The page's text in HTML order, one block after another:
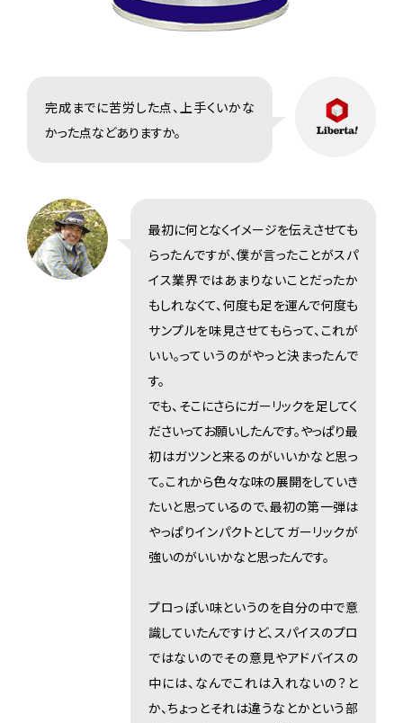
完成までに苦労した点、上手くいかな
かった点などありますか。
最初に何となくイメージを伝えさせても
らったんですが、僕が言ったことがスパ
イス業界ではあまりないことだったか
もしれなくて、何度も足を運んで何度も
サンプルを味見させてもらって、これが
いい。っていうのがやっと決まったんで
す。
でも、そこにさらにガーリックを足してく
ださいってお願いしたんです。やっぱり最
初はガツンと来るのがいいかなと思っ
て。これから色々な味の展開をしていき
たいと思っているので、最初の第一弾は
やっぱりインパクトとしてガーリックが
強いのがいいかなと思ったんです。
プロっぽい味というのを自分の中で意
識していたんですけど、スパイスのプロ
ではないのでその意見やアドバイスの
中には、なんでこれは入れないの？と
か、ちょっとそれは違うなとかという部